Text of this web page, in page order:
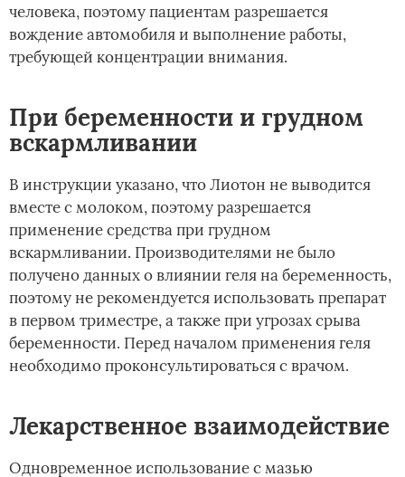
человека, поэтому пациентам разрешается
вождение автомобиля и выполнение работы,
требующей концентрации внимания.
При беременности и грудном
вскармливании
В инструкции указано, что Лиотон не выводится
вместе с молоком, поэтому разрешается
применение средства при грудном
вскармливании. Производителями не было
получено данных о влиянии геля на беременность,
поэтому не рекомендуется использовать препарат
в первом триместре, а также при угрозах срыва
беременности. Перед началом применения геля
необходимо проконсультироваться с врачом.
Лекарственное взаимодействие
Одновременное использование с мазью